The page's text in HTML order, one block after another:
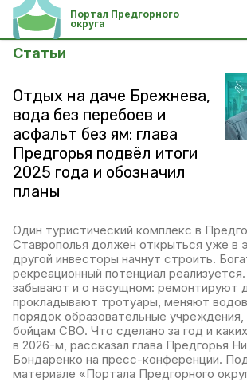
Портал Предгорного
округа
Статьи
Отдых на даче Брежнева,
вода без перебоев и
асфальт без ям: глава
Предгорья подвёл итоги
2025 года и обозначил
планы
Один туристический комплекс в
Ставрополья должен открыться уже в
другой инвесторы начнут строить.
рекреационный потенциал
забывают и о насущном: ремонтируют
прокладывают тротуары, меняют
порядок образовательные
бойцам СВО. Что сделано за год и
в 2026-м, рассказал глава Предгорья
Бондаренко на пресс-конференции.
материале «Портала Предгорного